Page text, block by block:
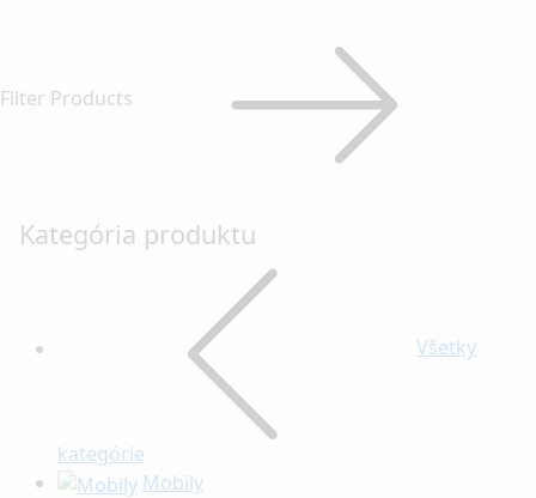
Filter Products
Kategória produktu
Všetky
kategórie
Mobily